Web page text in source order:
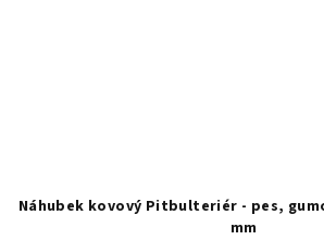
Náhubek kovový Pitbulteriér - pes,
mm